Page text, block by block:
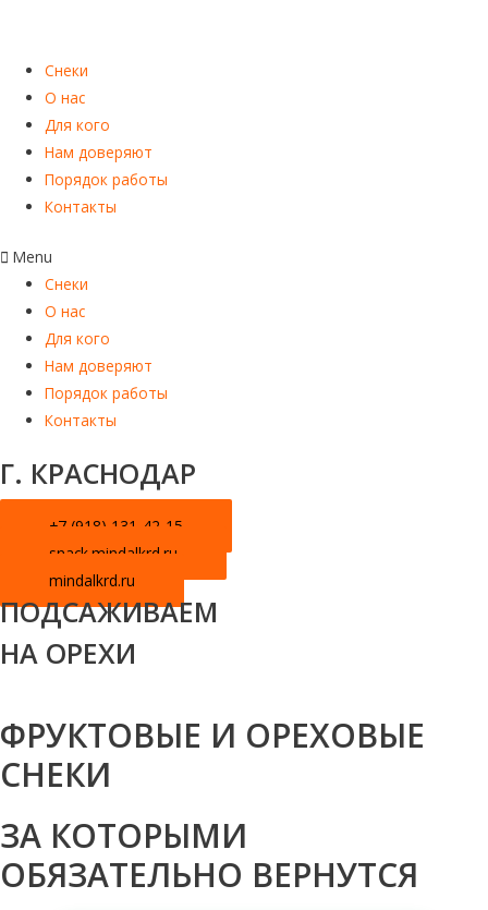
Снеки
О нас
Для кого
Нам доверяют
Порядок работы
Контакты
Menu
Снеки
О нас
Для кого
Нам доверяют
Порядок работы
Контакты
Г. КРАСНОДАР
+7 (918) 131-42-15
snack.mindalkrd.ru
mindalkrd.ru
ПОДСАЖИВАЕМ
НА ОРЕХИ
ФРУКТОВЫЕ И ОРЕХОВЫЕ
СНЕКИ
ЗА КОТОРЫМИ
ОБЯЗАТЕЛЬНО ВЕРНУТСЯ